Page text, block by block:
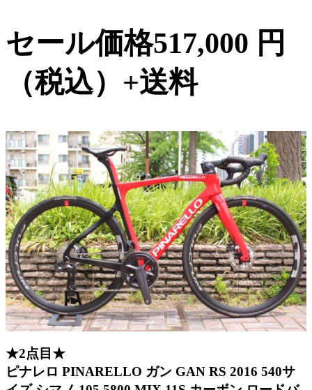
セール価格517,000 円
（税込）+送料
★2点目★
ピナレロ PINARELLO ガン GAN RS 2016 540サ